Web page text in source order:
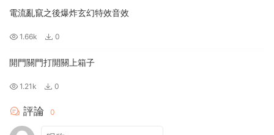
電流亂竄之後爆炸玄幻特效音效
1.66k 0
開門關門打開關上箱子
1.21k 0
評論 0